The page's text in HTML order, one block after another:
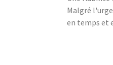
Malgré
en temps et